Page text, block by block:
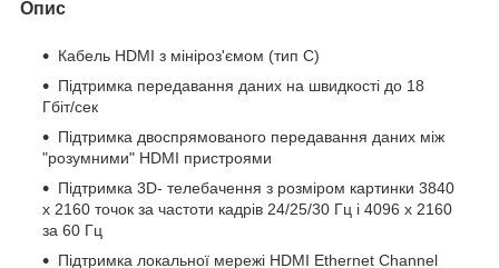
Опис
Кабель HDMI з мініроз'ємом (тип C)
Підтримка передавання даних на швидкості до 18
Гбіт/сек
Підтримка двоспрямованого передавання даних між
"розумними" HDMI пристроями
Підтримка 3D- телебачення з розміром картинки 3840
x 2160 точок за частоти кадрів 24/25/30 Гц і 4096 x 2160
за 60 Гц
Підтримка локальної мережі HDMI Ethernet Channel